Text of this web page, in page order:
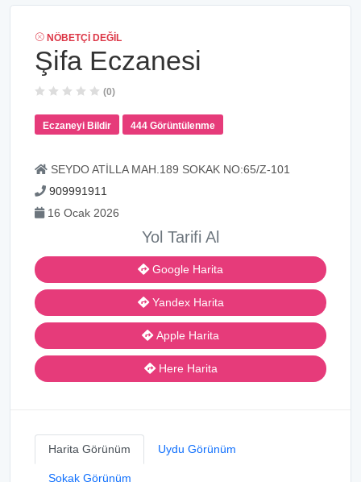
NÖBETÇI DEĞIL
Şifa Eczanesi
(0)
Eczaneyi Bildir 444 Görüntülenme
SEYDO ATİLLA MAH.189 SOKAK NO:65/Z-101
909991911
16 Ocak 2026
Yol Tarifi Al
Google Harita
Yandex Harita
Apple Harita
Here Harita
Harita Görünüm Uydu Görünüm
Sokak Görünüm